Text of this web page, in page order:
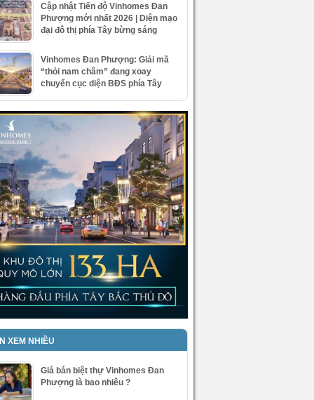
Cập nhật Tiến độ Vinhomes Đan
Phượng mới nhất 2026 | Diện mạo
đại đô thị phía Tây bừng sáng
Vinhomes Đan Phượng: Giải mã
“thỏi nam châm” đang xoay
chuyển cục diện BĐS phía Tây
XEM NHIỀU
Giá bán biệt thự Vinhomes Đan
Phượng là bao nhiêu ?